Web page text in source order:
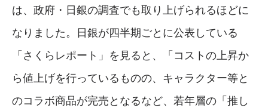
は、政府・日銀の調査でも取り上げられるほどに
なりました。日銀が四半期ごとに公表している
「さくらレポート」を見ると、「コストの上昇か
ら値上げを行っているものの、キャラクター等と
のコラボ商品が完売となるなど、若年層の「推し